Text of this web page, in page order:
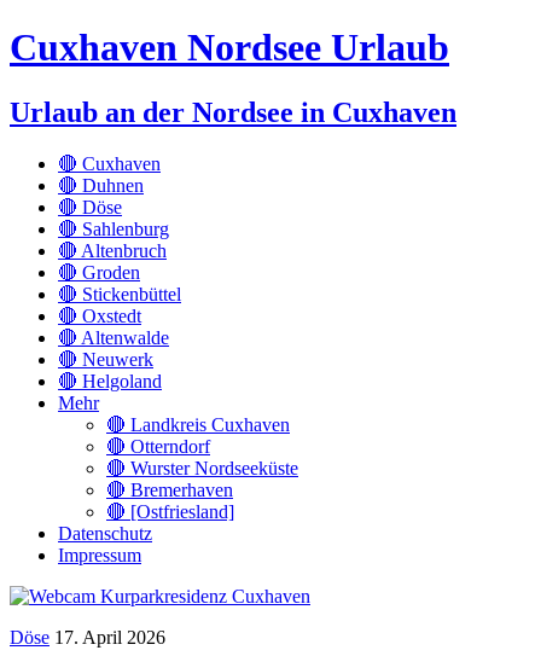
Cuxhaven Nordsee Urlaub
Urlaub an der Nordsee in Cuxhaven
🔴 Cuxhaven
🔴 Duhnen
🔴 Döse
🔴 Sahlenburg
🔴 Altenbruch
🔴 Groden
🔴 Stickenbüttel
🔴 Oxstedt
🔴 Altenwalde
🔴 Neuwerk
🔴 Helgoland
Mehr
🔴 Landkreis Cuxhaven
🔴 Otterndorf
🔴 Wurster Nordseeküste
🔴 Bremerhaven
🔴 [Ostfriesland]
Datenschutz
Impressum
Döse 17. April 2026